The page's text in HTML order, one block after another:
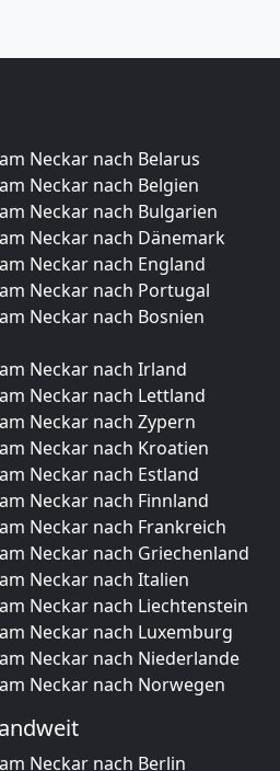
Neckar nach Belarus
Neckar nach Belgien
Neckar nach Bulgarien
Neckar nach Dänemark
Neckar nach England
Neckar nach Portugal
Neckar nach Bosnien
Neckar nach Irland
Neckar nach Lettland
Neckar nach Zypern
Neckar nach Kroatien
Neckar nach Estland
Neckar nach Finnland
Neckar nach Frankreich
Neckar nach Griechenland
Neckar nach Italien
Neckar nach Liechtenstein
Neckar nach Luxemburg
Neckar nach Niederlande
Neckar nach Norwegen
Neckar nach Berlin